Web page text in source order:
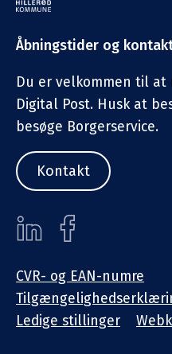
Åbningstider og
Du er velkommen til
Digital Post. Husk at
besøge Borgerservice.
Kontakt
CVR- og EAN-numre
Ledige stillinger